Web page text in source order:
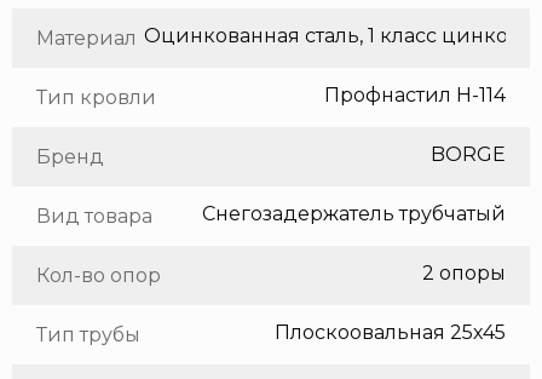
Материал
Тип кровли Профнастил Н-114
Бренд BORGE
Вид товара Снегозадержатель трубчатый
Кол-во опор 2 опоры
Тип трубы Плоскоовальная 25х45